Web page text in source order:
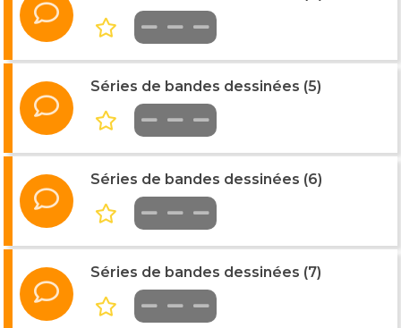
Séries de bandes dessinées (5)
Séries de bandes dessinées (6)
Séries de bandes dessinées (7)